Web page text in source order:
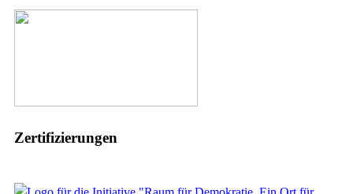
Zertifizierungen